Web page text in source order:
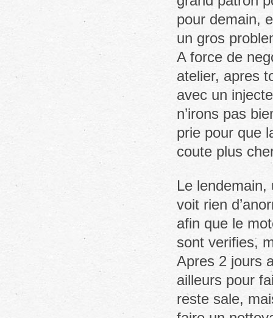
pour demain,
un gros
A force de
atelier, apres
avec un
n’irons pas
prie pour que
coute plus
Le
voit rien
afin que le
sont verifies,
Apres 2 jours
ailleurs pour
reste sale,